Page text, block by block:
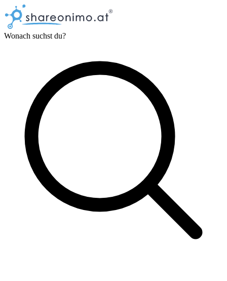
Wonach suchst du?